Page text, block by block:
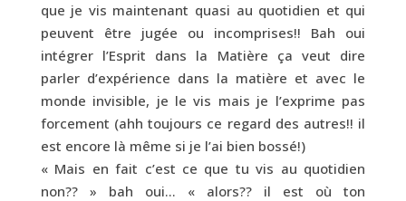
que je vis maintenant quasi au quotidien et qui
peuvent être jugée ou incomprises!! Bah oui
intégrer l’Esprit dans la Matière ça veut dire
parler d’expérience dans la matière et avec le
monde invisible, je le vis mais je l’exprime pas
forcement (ahh toujours ce regard des autres!! il
est encore là même si je l’ai bien bossé!)
« Mais en fait c’est ce que tu vis au quotidien
non?? » bah oui… « alors?? il est où ton